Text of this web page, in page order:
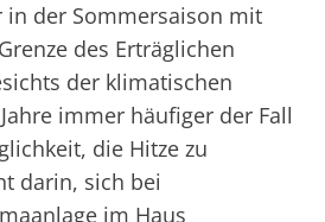
in der Sommersaison mit
des Erträglichen
der klimatischen
immer häufiger der Fall
die Hitze zu
darin, sich bei
im Haus